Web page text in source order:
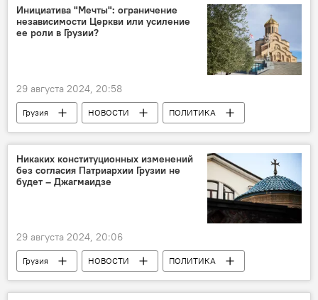
Парламентские выборы в Грузии 2024
Инициатива "Мечты": ограничение
независимости Церкви или усиление
ее роли в Грузии?
29 августа 2024, 20:58
Грузия НОВОСТИ
ПОЛИТИКА
Патриархия Грузии
Андрия Джагмаидзе
Никаких конституционных изменений
без согласия Патриархии Грузии не
будет – Джагмаидзе
29 августа 2024, 20:06
Грузия НОВОСТИ
ПОЛИТИКА
Андрия Джагмаидзе
Патриархия Грузии